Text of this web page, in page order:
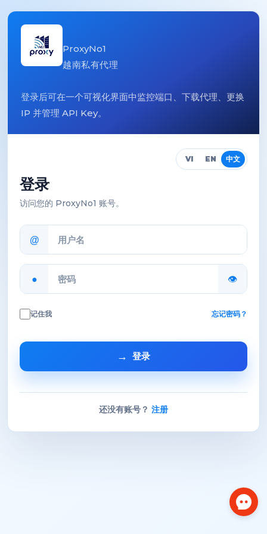
ProxyNo1
越南私有代理
登录后可在一个可视化界面中监控端口、下载代理、更换
IP 并管理 API Key。
VI EN 中文
登录
访问您的 ProxyNo1 账号。
记住我 忘记密码？
登录
还没有账号？ 注册